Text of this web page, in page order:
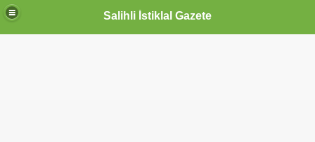
Salihli İstiklal Gazete